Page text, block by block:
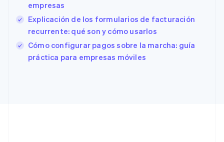
empresas
Explicación de los formularios de facturación
recurrente: qué son y cómo usarlos
Cómo configurar pagos sobre la marcha: guía
práctica para empresas móviles
Estados Unidos
EnglishEspañol简体中文
Estonia
Finlandia
EnglishSvenska